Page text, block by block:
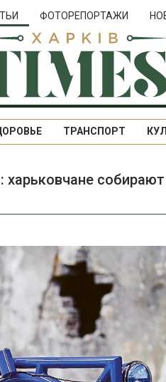
ФОТОРЕПОРТАЖИ
ТРАНСПОРТ
собирают